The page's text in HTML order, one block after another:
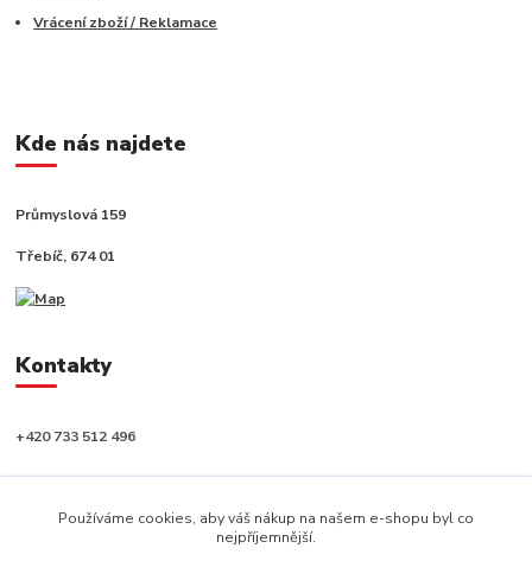
Vrácení zboží / Reklamace
Kde nás najdete
Průmyslová 159
Třebíč, 674 01
Kontakty
+420 733 512 496
info@capushop.cz
Používáme cookies, aby váš nákup na našem e-shopu byl co
nejpříjemnější.